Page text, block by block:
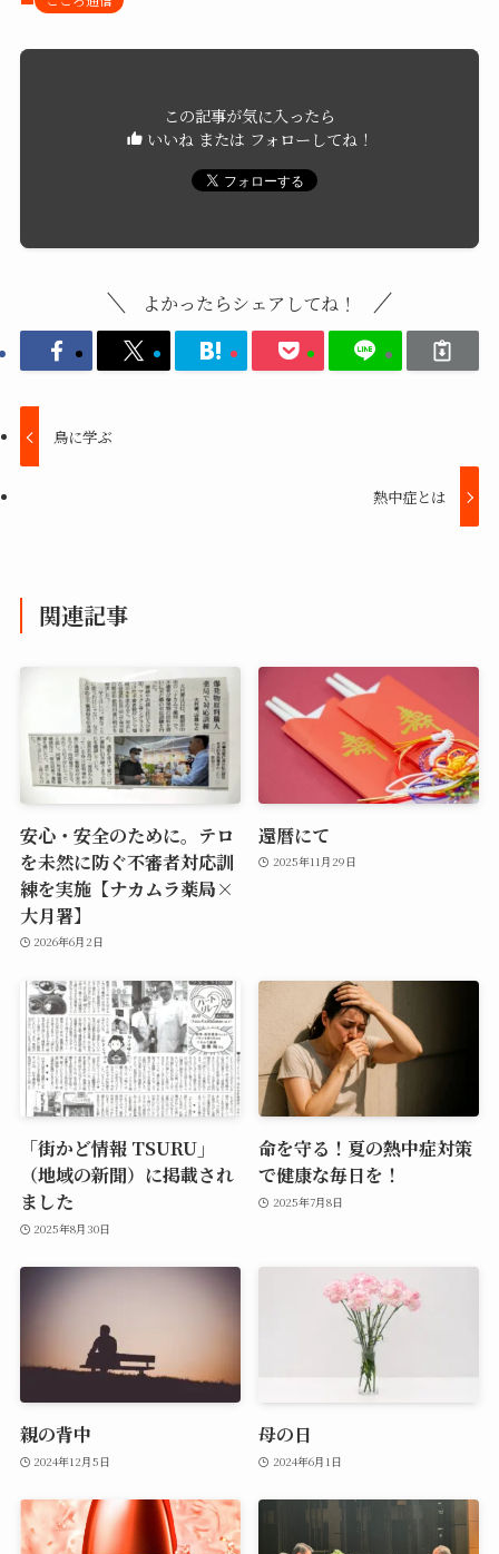
この記事が気に入ったら
いいね または フォローしてね！
よかったらシェアしてね！
鳥に学ぶ
熱中症とは
関連記事
安心・安全のために。テロ
を未然に防ぐ不審者対応訓
練を実施【ナカムラ薬局×
大月署】
2026年6月2日
還暦にて
2025年11月29日
「街かど情報 TSURU」
（地域の新聞）に掲載され
ました
2025年8月30日
命を守る！夏の熱中症対策
で健康な毎日を！
2025年7月8日
親の背中
2024年12月5日
母の日
2024年6月1日